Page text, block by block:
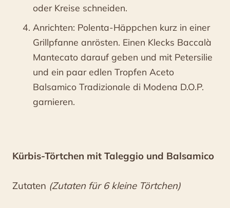
oder Kreise schneiden.
Anrichten: Polenta-Häppchen kurz in einer
Grillpfanne anrösten. Einen Klecks Baccalà
Mantecato darauf geben und mit Petersilie
und ein paar edlen Tropfen Aceto
Balsamico Tradizionale di Modena D.O.P.
garnieren.
Kürbis-Törtchen mit Taleggio und Balsamico
Zutaten (Zutaten für 6 kleine Törtchen)